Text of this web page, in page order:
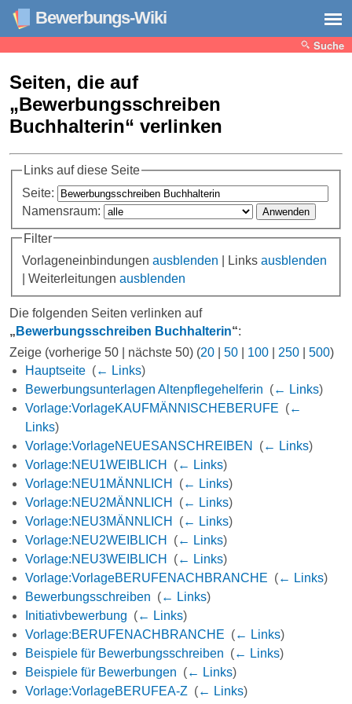
Bewerbungs-Wiki
Suche
Seiten, die auf
„Bewerbungsschreiben
Buchhalterin“ verlinken
Links auf diese Seite
Seite:
Namensraum:
Filter
Vorlageneinbindungen ausblenden | Links ausblenden
| Weiterleitungen ausblenden
Die folgenden Seiten verlinken auf
„ Bewerbungsschreiben Buchhalterin“:
Zeige (vorherige 50 | nächste 50) (20 50 100 250 500)
Hauptseite (← Links)
Bewerbungsunterlagen Altenpflegehelferin (← Links)
Vorlage:VorlageKAUFMÄNNISCHEBERUFE (←
Links)
Vorlage:VorlageNEUESANSCHREIBEN
(← Links)
Vorlage:NEU1WEIBLICH
(← Links)
Vorlage:NEU1MÄNNLICH
(← Links)
Vorlage:NEU2MÄNNLICH
(← Links)
Vorlage:NEU3MÄNNLICH
(← Links)
Vorlage:NEU2WEIBLICH
(← Links)
Vorlage:NEU3WEIBLICH
(← Links)
Vorlage:VorlageBERUFENACHBRANCHE (← Links)
Bewerbungsschreiben (← Links)
Initiativbewerbung (← Links)
Vorlage:BERUFENACHBRANCHE (← Links)
Beispiele für Bewerbungsschreiben (← Links)
Beispiele für Bewerbungen (← Links)
Vorlage:VorlageBERUFEA-Z (← Links)